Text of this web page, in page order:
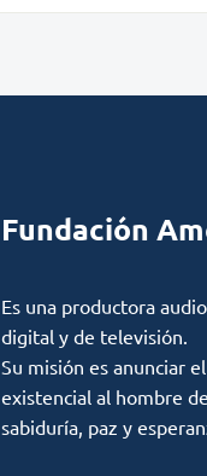
Fundación
Es una productora
digital y de televisión.
Su misión es anunciar
existencial al hombre
sabiduría, paz y